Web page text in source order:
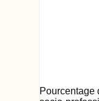
Pourcentage